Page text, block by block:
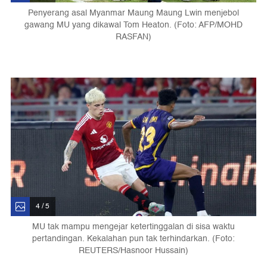
Penyerang asal Myanmar Maung Maung Lwin menjebol
gawang MU yang dikawal Tom Heaton. (Foto: AFP/MOHD
RASFAN)
4 / 5
MU tak mampu mengejar ketertinggalan di sisa waktu
pertandingan. Kekalahan pun tak terhindarkan. (Foto:
REUTERS/Hasnoor Hussain)